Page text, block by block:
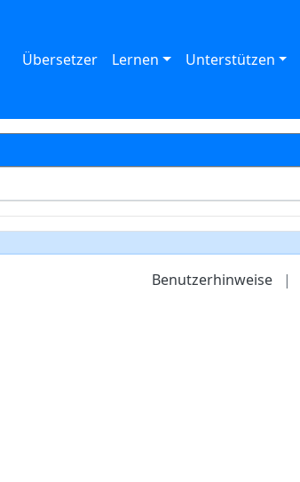
Übersetzer Lernen Unterstützen
Benutzerhinweise |